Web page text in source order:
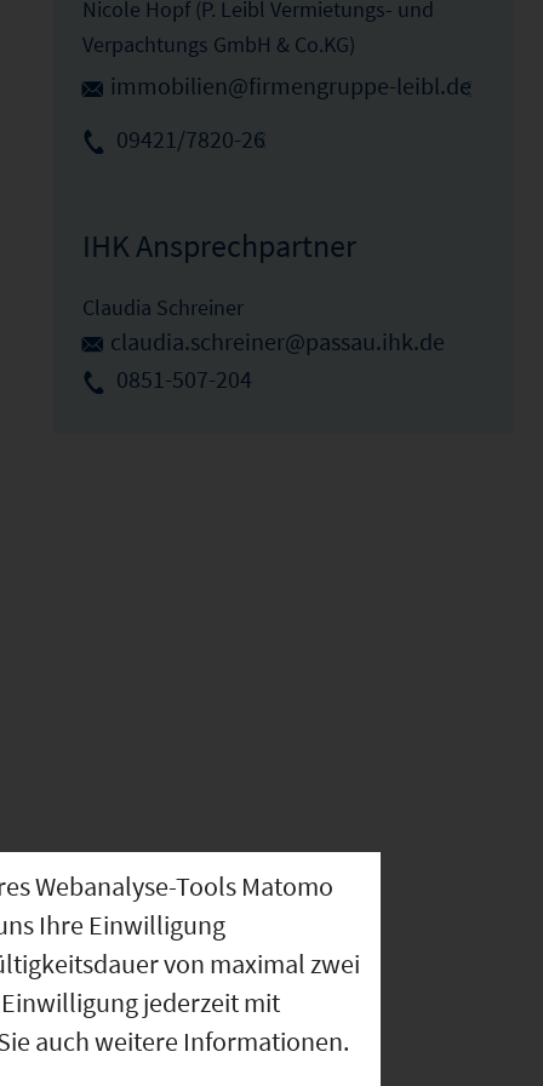
Nicole Hopf (P. Leibl Vermietungs- und
Verpachtungs GmbH & Co.KG)
immobilien@firmengruppe-leibl.de
09421/7820-26
IHK Ansprechpartner
Claudia Schreiner
claudia.schreiner@passau.ihk.de
0851-507-204
Webanalyse-Tools Matomo
Ihre Einwilligung
von maximal zwei
jederzeit mit
auch weitere Informationen.